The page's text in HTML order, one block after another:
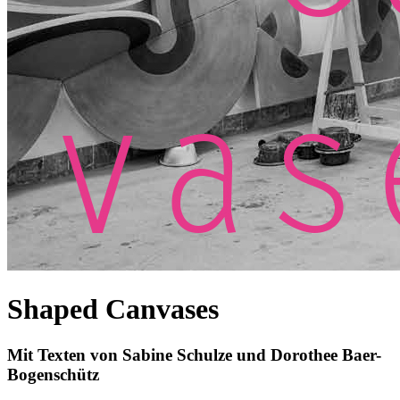
Shaped Canvases
Mit Texten von Sabine Schulze und Dorothee Baer-
Bogenschütz